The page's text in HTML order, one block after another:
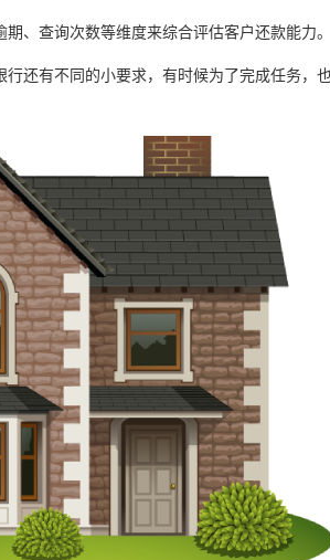
查询次数等维度来综合评估客户还款能力。
有不同的小要求，有时候为了完成任务，